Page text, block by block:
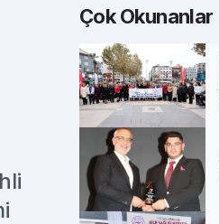
Çok Okunanlar